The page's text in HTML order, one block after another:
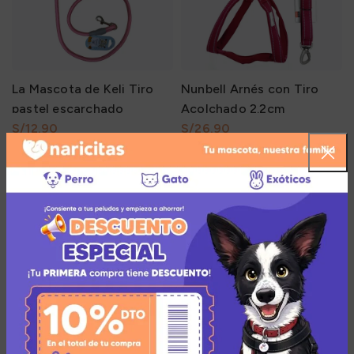
La Mascota de Keli Tiro
pastel escarchado
S/
Nunbell Arnés con Tiro
Acolchado 2.2cm
S/
Nunbell Arnés de 2
Colores
Nunbell Collar Mediano
Especial